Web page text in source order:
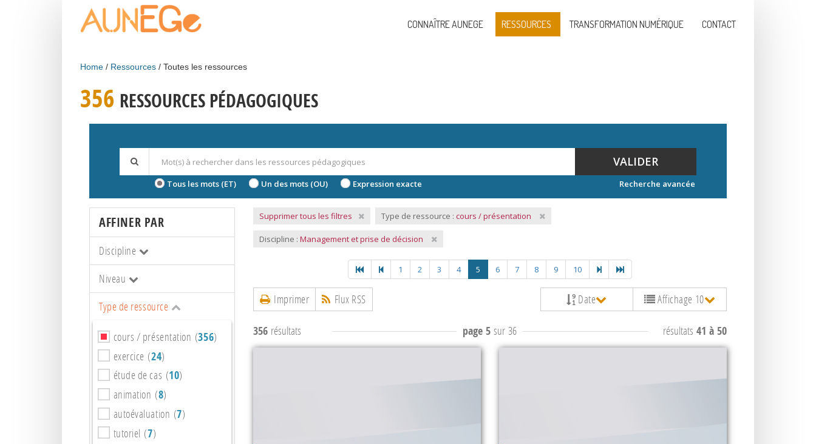
CONNAÎTRE AUNEGE RESSOURCES TRANSFORMATION NUMÉRIQUE CONTACT
Home Ressources Toutes les ressources
356 RESSOURCES PÉDAGOGIQUES
VALIDER
Tous les mots (ET) Un des mots (OU) Expression exacte Recherche avancée
AFFINER PAR
Discipline
Niveau
Type de ressource
cours / présentation (356)
exercice (24)
étude de cas (10)
animation (8)
autoévaluation (7)
tutoriel (7)
Supprimer tous les filtres Type de ressource : cours / présentation
Discipline : Management et prise de décision
1 2 3 4 5 6 7 8 9 10
Imprimer Flux RSS Date Affichage 10
356 résultats page 5 sur 36 résultats 41 à 50